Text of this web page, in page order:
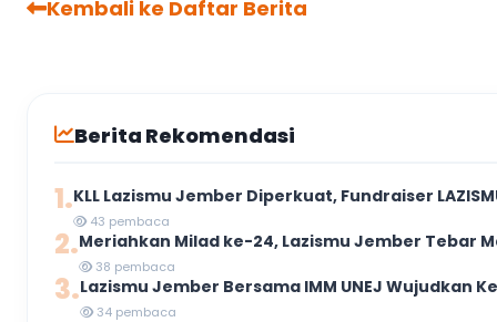
Kembali ke Daftar Berita
Berita Rekomendasi
1.KLL Lazismu Jember Diperkuat, Fundraiser
43 pembaca
2.Meriahkan Milad ke-24, Lazismu Jember Tebar
38 pembaca
3.Lazismu Jember Bersama IMM UNEJ Wujudkan
34 pembaca